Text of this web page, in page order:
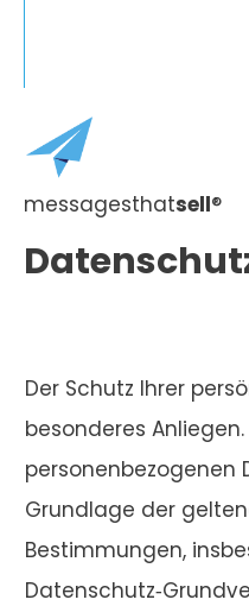
messagesthatsell®
Der Schutz Ihrer
besonderes
personenbezogenen
Grundlage der
Bestimmungen,